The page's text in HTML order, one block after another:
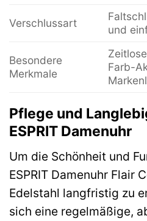
Verschlussart
und
Besondere
Merkmale
Farb-
Pflege und
ESPRIT Damenuhr
Um die Schönheit und
ESPRIT Damenuhr Flair
Edelstahl langfristig zu
sich eine regelmäßige,